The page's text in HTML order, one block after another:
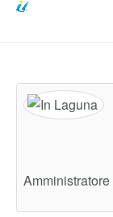
Amministratore